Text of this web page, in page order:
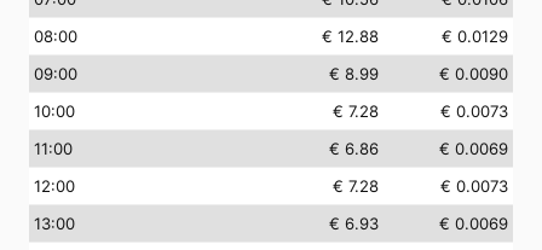
08:00 € 12.88
€ 0.0129
09:00 € 8.99
€ 0.0090
10:00 € 7.28
€ 0.0073
11:00 € 6.86
€ 0.0069
12:00 € 7.28
€ 0.0073
13:00 € 6.93
€ 0.0069